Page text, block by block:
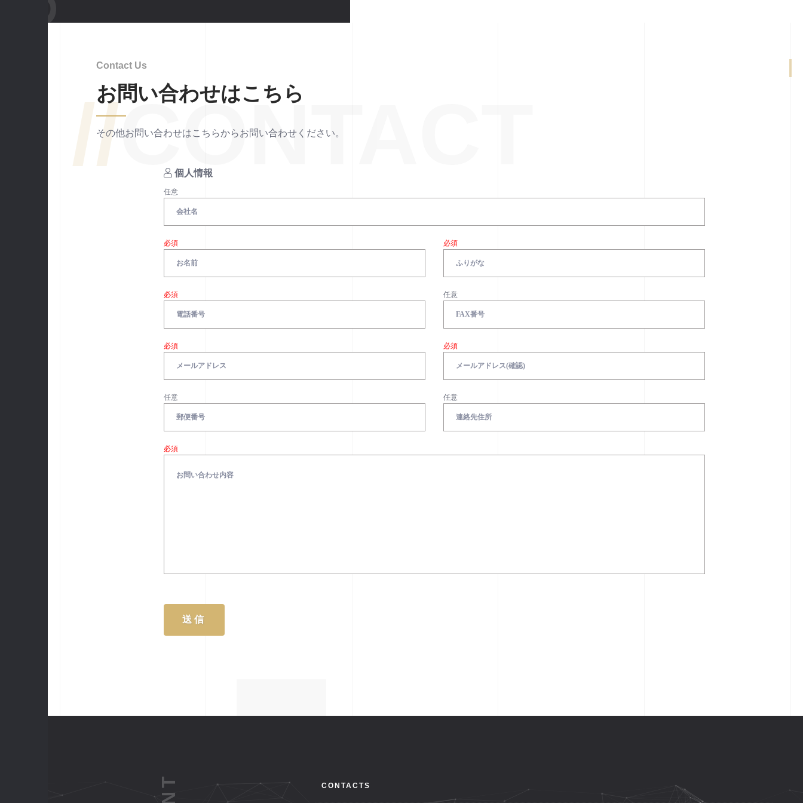
//CONTACT
Contact Us
お問い合わせはこちら
その他お問い合わせはこちらからお問い合わせください。
個人情報
任意
必須 必須
必須 任意
必須 必須
任意 任意
必須
CONTACTS